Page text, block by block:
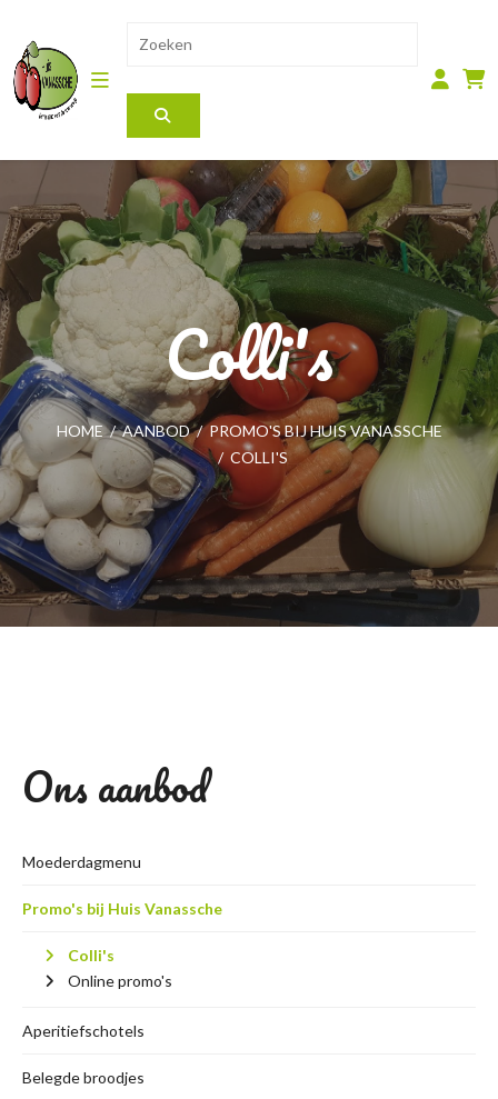
Colli's
HOME / AANBOD / PROMO'S BIJ HUIS VANASSCHE
/ COLLI'S
Ons aanbod
Moederdagmenu
Promo's bij Huis Vanassche
Colli's
Online promo's
Aperitiefschotels
Belegde broodjes